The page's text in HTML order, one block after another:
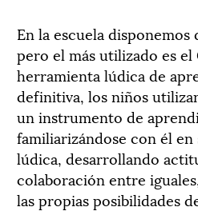
En la escuela disponemos
pero el más utilizado es el
herramienta lúdica de
definitiva, los niños
un instrumento de
familiarizándose con él
lúdica, desarrollando
colaboración entre
las propias posibilidades